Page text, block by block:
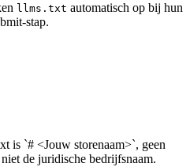
llms.txt automatisch op bij hun
stap.
is `# <Jouw storenaam>`, geen
de juridische bedrijfsnaam.